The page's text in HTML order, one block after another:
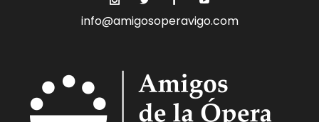
info@amigosoperavigo.com